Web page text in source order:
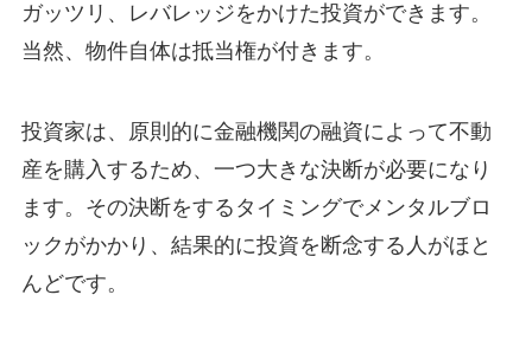
ガッツリ、レバレッジをかけた投資ができます。
当然、物件自体は抵当権が付きます。
投資家は、原則的に金融機関の融資によって不動
産を購入するため、一つ大きな決断が必要になり
ます。その決断をするタイミングでメンタルブロ
ックがかかり、結果的に投資を断念する人がほと
んどです。